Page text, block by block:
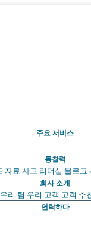
주요 서비스
통찰력
자료 사고 리더십 블로그
회사 소개
우리 팀 우리 고객 고객 추
연락하다